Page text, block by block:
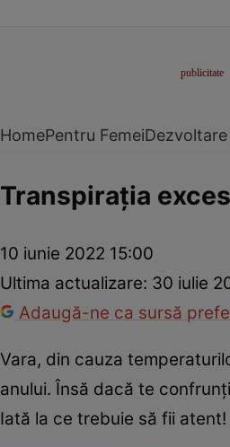
HomePentru Femei
Transpirația
10 iunie 2022 15:00
Ultima actualizare: 30 iulie
Adaugă-ne ca sursă
Vara, din cauza
anului. Însă dacă te
Iată la ce trebuie să fii atent!